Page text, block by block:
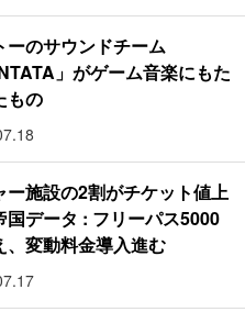
ーのサウンドチーム
」がゲーム音楽にもた
もの
ー施設の2割がチケット値上
データ : フリーパス5000
、変動料金導入進む